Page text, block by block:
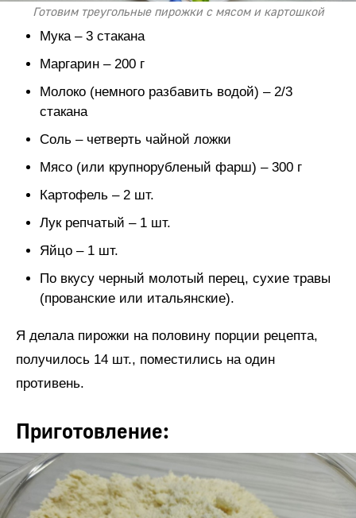
Готовим треугольные пирожки с мясом и картошкой
Мука – 3 стакана
Маргарин – 200 г
Молоко (немного разбавить водой) – 2/3
стакана
Соль – четверть чайной ложки
Мясо (или крупнорубленый фарш) – 300 г
Картофель – 2 шт.
Лук репчатый – 1 шт.
Яйцо – 1 шт.
По вкусу черный молотый перец, сухие травы
(прованские или итальянские).
Я делала пирожки на половину порции рецепта,
получилось 14 шт., поместились на один
противень.
Приготовление: